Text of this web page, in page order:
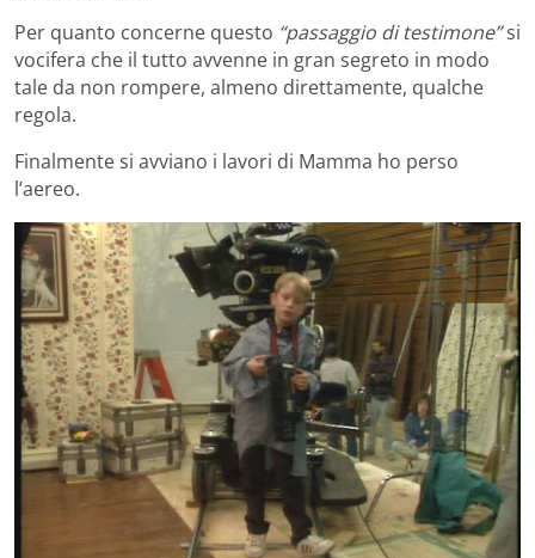
Per quanto concerne questo “passaggio di testimone”si
vocifera che il tutto avvenne in gran segreto in modo
tale da non rompere, almeno direttamente, qualche
regola.
Finalmente si avviano i lavori di Mamma ho perso
l’aereo.